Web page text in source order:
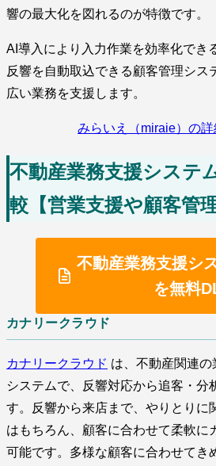
響の最大化を図れるのが特徴です。
AI導入により入力作業を効率化でき
反響を自動取込できる顧客管理シス
広い業務を支援します。
みらいえ（miraie）の詳
不動産業務支援システ
較【営業支援や顧客管
不動産業務支援シ
を無料
カナリークラウド
カナリークラウド は、不動産関連
システムで、反響対応から追客・分
す。反響から来店まで、やりとりに
はもちろん、顧客に合わせて柔軟に
可能です。多様な顧客に合わせてき